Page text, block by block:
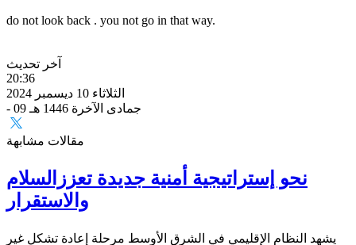
do not look back . you not go in that way.
آخر تحديث
20:36
الثلاثاء 10 ديسمبر 2024
- 09 جمادى الآخرة 1446 هـ
مقالات مشابهة
نحو إستراتيجية أمنية جديدة تعززالسلام
والاستقرار
يشهد النظام الإقليمي في الشرق الأوسط مرحلة إعادة تشكل غير